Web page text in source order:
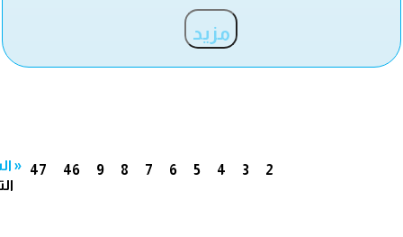
مزيد
« 2
3
4
5
6
7
8
9
46
47